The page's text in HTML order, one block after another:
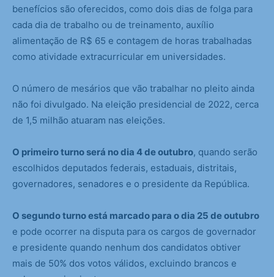
benefícios são oferecidos, como dois dias de folga para
cada dia de trabalho ou de treinamento, auxílio
alimentação de R$ 65 e contagem de horas trabalhadas
como atividade extracurricular em universidades.
O número de mesários que vão trabalhar no pleito ainda
não foi divulgado. Na eleição presidencial de 2022, cerca
de 1,5 milhão atuaram nas eleições.
O primeiro turno será no dia 4 de outubro, quando serão
escolhidos deputados federais, estaduais, distritais,
governadores, senadores e o presidente da República.
O segundo turno está marcado para o dia 25 de outubro
e pode ocorrer na disputa para os cargos de governador
e presidente quando nenhum dos candidatos obtiver
mais de 50% dos votos válidos, excluindo brancos e